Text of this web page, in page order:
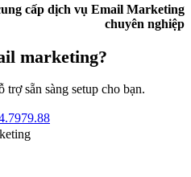
cấp dịch vụ Email Marketing
chuyên nghiệp
marketing?
sẵn sàng setup cho bạn.